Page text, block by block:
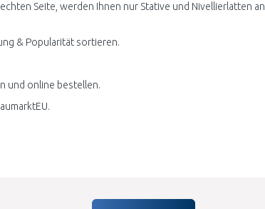
Seite, werden Ihnen nur Stative und Nivellierlatten
& Popularität sortieren.
und online bestellen.